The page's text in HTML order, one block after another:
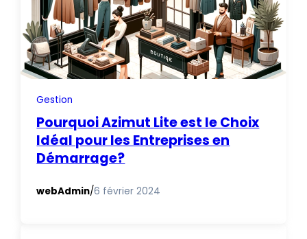
Gestion
Pourquoi Azimut Lite est le Choix
Idéal pour les Entreprises en
Démarrage?
webAdmin/6 février 2024